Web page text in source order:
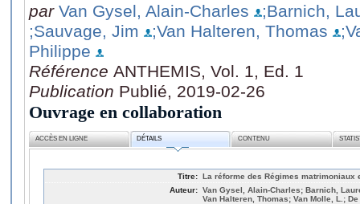
par Van Gysel, Alain-Charles
;Barnich,
;Sauvage, Jim
;Van Halteren, Thomas
Philippe
Référence ANTHEMIS, Vol. 1, Ed. 1
Publication Publié, 2019-02-26
Ouvrage en collaboration
ACCÈS EN LIGNE DÉTAILS CONTENU
Titre: La réforme des Régimes matrimoniaux
Auteur: Van Gysel, Alain-Charles; Barnich,
Van Halteren, Thomas; Van Molle, L.;